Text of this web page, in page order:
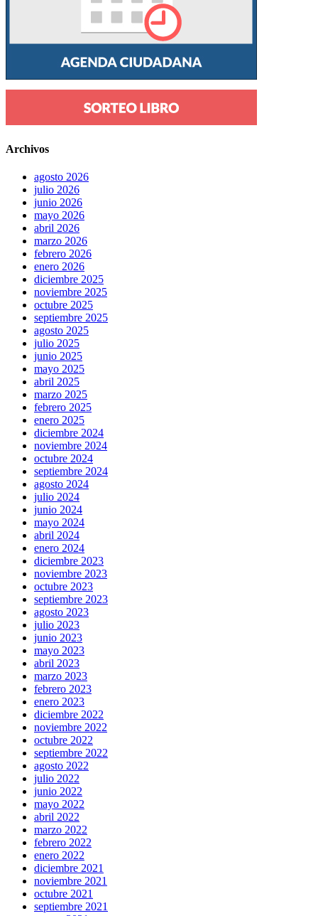
Archivos
agosto 2026
julio 2026
junio 2026
mayo 2026
abril 2026
marzo 2026
febrero 2026
enero 2026
diciembre 2025
noviembre 2025
octubre 2025
septiembre 2025
agosto 2025
julio 2025
junio 2025
mayo 2025
abril 2025
marzo 2025
febrero 2025
enero 2025
diciembre 2024
noviembre 2024
octubre 2024
septiembre 2024
agosto 2024
julio 2024
junio 2024
mayo 2024
abril 2024
enero 2024
diciembre 2023
noviembre 2023
octubre 2023
septiembre 2023
agosto 2023
julio 2023
junio 2023
mayo 2023
abril 2023
marzo 2023
febrero 2023
enero 2023
diciembre 2022
noviembre 2022
octubre 2022
septiembre 2022
agosto 2022
julio 2022
junio 2022
mayo 2022
abril 2022
marzo 2022
febrero 2022
enero 2022
diciembre 2021
noviembre 2021
octubre 2021
septiembre 2021